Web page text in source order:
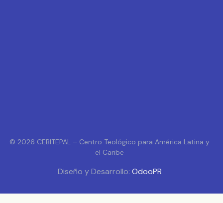
© 2026 CEBITEPAL – Centro Teológico para América Latina y
el Caribe
Diseño y Desarrollo: OdooPR